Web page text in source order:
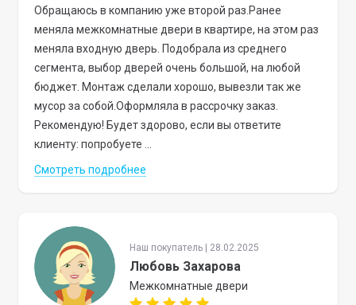
Обращаюсь в компанию уже второй раз.Ранее
меняла межкомнатные двери в квартире, на этом раз
меняла входную дверь. Подобрала из среднего
сегмента, выбор дверей очень большой, на любой
бюджет. Монтаж сделали хорошо, вывезли так же
мусор за собой.Оформляла в рассрочку заказ.
Рекомендую! Будет здорово, если вы ответите
клиенту: попробуете ...
Смотреть подробнее
Наш покупатель | 28.02.2025
Любовь Захарова
Межкомнатные двери